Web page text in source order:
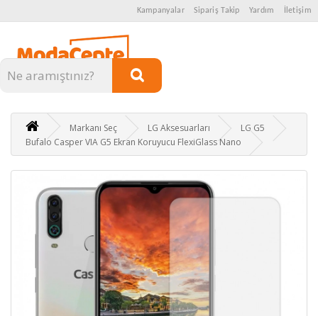
Kampanyalar Sipariş Takip Yardım İletişim
Kategoriler
Markanı Seç LG Aksesuarları
LG G5
Bufalo Casper VIA G5 Ekran Koruyucu FlexiGlass Nano